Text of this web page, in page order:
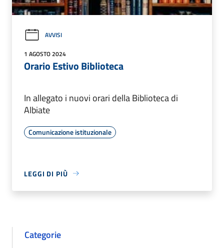
AVVISI
1 AGOSTO 2024
Orario Estivo Biblioteca
In allegato i nuovi orari della Biblioteca di
Albiate
Comunicazione istituzionale
LEGGI DI PIÙ
Categorie